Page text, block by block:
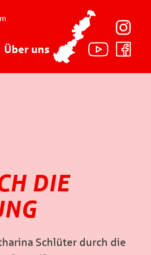
Über uns
DIE
Schlüter durch die